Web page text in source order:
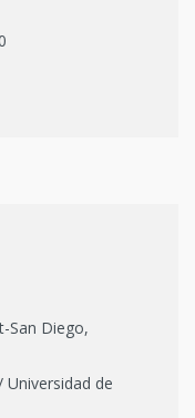
San Diego,
Universidad de